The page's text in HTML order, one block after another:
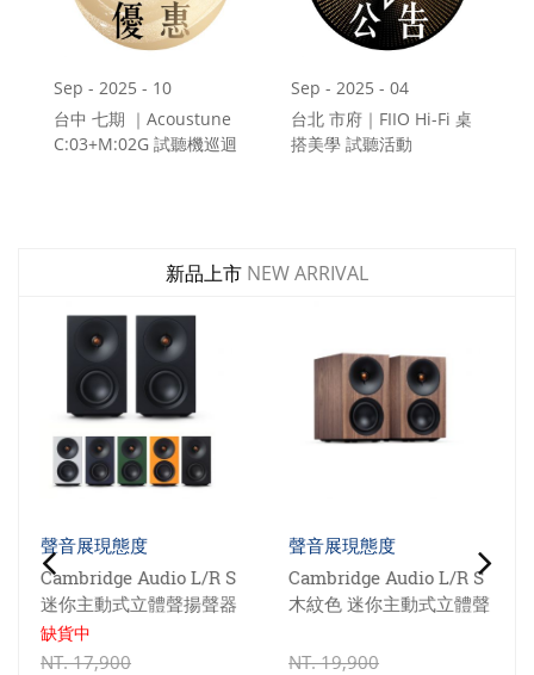
Sep - 2025 - 10
台中 七期 ｜Acoustune
C:03+M:02G 試聽機巡迴
Sep - 2025 - 04
台北 市府｜FIIO Hi-Fi 桌
搭美學 試聽活動
新品上市 NEW ARRIVAL
聲音展現態度
Cambridge Audio L/R S
迷你主動式立體聲揚聲器
缺貨中
NT.17,900
聲音展現態度
Cambridge Audio L/R S
木紋色 迷你主動式立體聲
NT.19,900